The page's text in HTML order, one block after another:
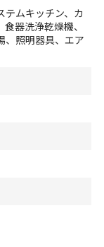
テムキッチン、カ
器洗浄乾燥機、
、照明器具、エア